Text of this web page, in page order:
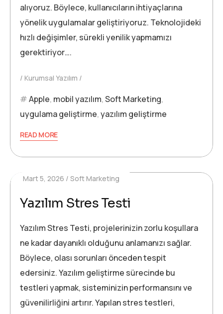
alıyoruz. Böylece, kullanıcıların ihtiyaçlarına
yönelik uygulamalar geliştiriyoruz. Teknolojideki
hızlı değişimler, sürekli yenilik yapmamızı
gerektiriyor….
Kurumsal Yazılım
Apple, mobil yazılım,Soft Marketing,
uygulama geliştirme,yazılım geliştirme
READ MORE
Mart 5, 2026 Soft Marketing
Yazılım Stres Testi
Yazılım Stres Testi, projelerinizin zorlu koşullara
ne kadar dayanıklı olduğunu anlamanızı sağlar.
Böylece, olası sorunları önceden tespit
edersiniz. Yazılım geliştirme sürecinde bu
testleri yapmak, sisteminizin performansını ve
güvenilirliğini artırır. Yapılan stres testleri,